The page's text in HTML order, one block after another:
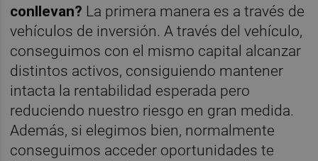
conllevan? La primera manera es a través de
vehículos de inversión. A través del vehículo,
conseguimos con el mismo capital alcanzar
distintos activos, consiguiendo mantener
intacta la rentabilidad esperada pero
reduciendo nuestro riesgo en gran medida.
Además, si elegimos bien, normalmente
conseguimos acceder oportunidades te